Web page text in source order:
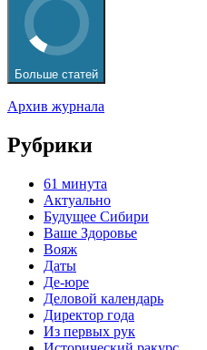
Больше статей
Архив журнала
Рубрики
61 минута
Актуально
Будущее Сибири
Ваше Здоровье
Вояж
Даты
Де-юре
Деловой календарь
Директор года
Из первых рук